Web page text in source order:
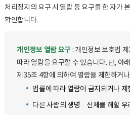
처리정지의 요구 시 열람 등 요구를 한 자가
확인합니다.
개인정보 열람 요구 : 개인정보 보호법
따라 열람을 요구할 수 있습니다. 단, 아
제35조 4항에 의하여 열람을 제한하거
법률에 따라 열람이 금지되거나 제
다른 사람의 생명·신체를 해할 우